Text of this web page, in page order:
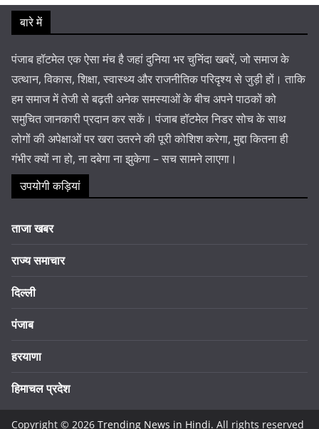
बारे में
पंजाब हॉटमेल एक ऐसा मंच है जहां दुनिया भर चुनिंदा खबरें, जो समाज के
उत्थान, विकास, शिक्षा, स्वास्थ्य और राजनीतिक परिदृश्य से जुड़ी हों। ताकि
हम समाज में तेजी से बढ़ती अनेक समस्याओं के बीच अपने पाठकों को
समुचित जानकारी प्रदान कर सकें। पंजाब हॉटमेल निडर सोच के साथ
लोगों की अपेक्षाओं पर खरा उतरने की पूरी कोशिश करेगा, मुद्दा कितना ही
गंभीर क्यों ना हो, ना दबेगा ना झुकेगा – सच सामने लाएगा।
उपयोगी कड़ियां
ताजा खबर
राज्य समाचार
दिल्ली
पंजाब
हरयाणा
हिमाचल प्रदेश
Copyright © 2026 Trending News in Hindi. All rights reserved